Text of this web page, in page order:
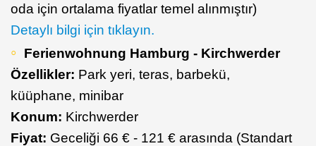
oda için ortalama fiyatlar temel alınmıştır)
Detaylı bilgi için tıklayın.
Ferienwohnung Hamburg - Kirchwerder
Özellikler: Park yeri, teras, barbekü,
küüphane, minibar
Konum: Kirchwerder
Fiyat: Geceliği 66 € - 121 € arasında (Standart